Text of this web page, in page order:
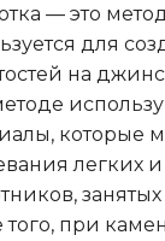
— это
для
на
которые
легких
при